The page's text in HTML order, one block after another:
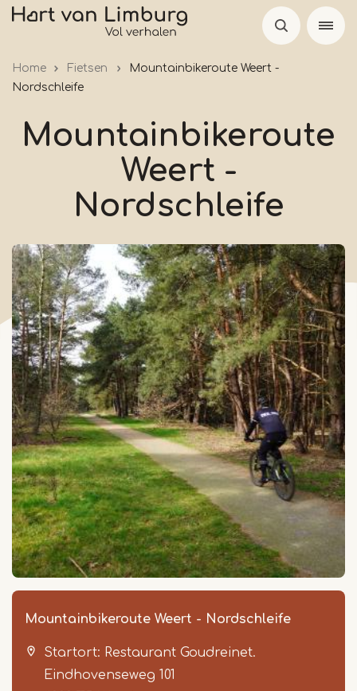
Skip
Home Fietsen
Mountainbikeroute Weert -
Nordschleife
Mountainbikeroute
Weert -
Nordschleife
Mountainbikeroute Weert - Nordschleife
Startort: Restaurant Goudreinet.
Eindhovenseweg 101